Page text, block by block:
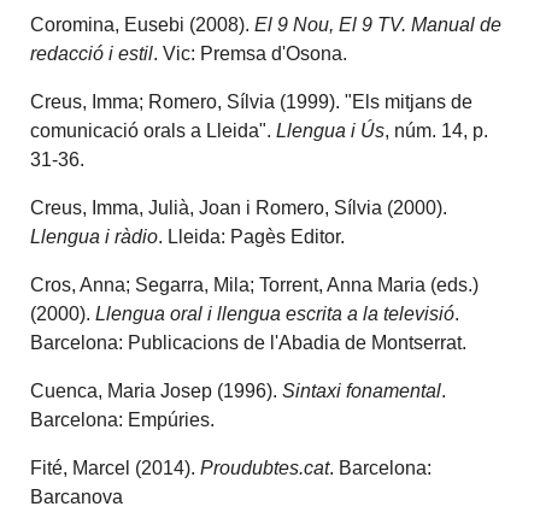
Coromina, Eusebi (2008).El 9 Nou, El 9 TV. Manual de
redacció i estil. Vic: Premsa d'Osona.
Creus, Imma; Romero, Sílvia (1999). "Els mitjans de
comunicació orals a Lleida".Llengua i Ús, núm. 14, p.
31-36.
Creus, Imma, Julià, Joan i Romero, Sílvia (2000).
Llengua i ràdio. Lleida: Pagès Editor.
Cros, Anna; Segarra, Mila; Torrent, Anna Maria (eds.)
(2000).Llengua oral i llengua escrita a la televisió.
Barcelona: Publicacions de l'Abadia de Montserrat.
Cuenca, Maria Josep (1996).Sintaxi fonamental.
Barcelona: Empúries.
Fité, Marcel (2014).Proudubtes.cat. Barcelona:
Barcanova